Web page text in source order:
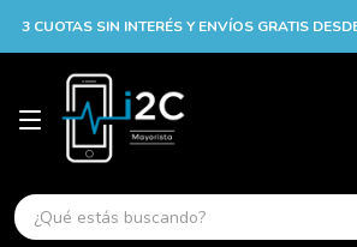
3 CUOTAS SIN INTERÉS Y ENVÍOS GRATIS